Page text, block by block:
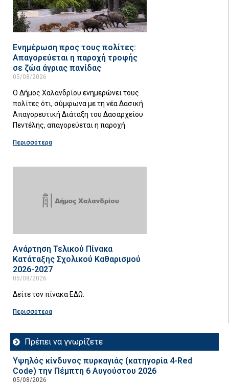
Ενημέρωση προς τους πολίτες:
Απαγορεύεται η παροχή τροφής
σε ζώα άγριας πανίδας
05/08/2026
Ο Δήμος Χαλανδρίου ενημερώνει τους
πολίτες ότι, σύμφωνα με τη νέα Δασική
Απαγορευτική Διάταξη του Δασαρχείου
Πεντέλης, απαγορεύεται η παροχή
Περισσότερα
Ανάρτηση Τελικού Πίνακα
Κατάταξης Σχολικού Καθαρισμού
2026-2027
05/08/2026
Δείτε τον πίνακα ΕΔΩ.
Περισσότερα
Πρέπει να γνωρίζετε
Υψηλός κίνδυνος πυρκαγιάς (κατηγορία 4-Red
Code) την Πέμπτη 6 Αυγούστου 2026
05/08/2026